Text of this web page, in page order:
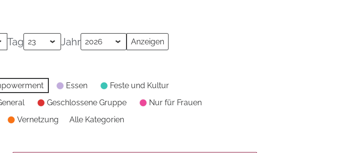
Tag Jahr
Essen
Feste und Kultur
Geschlossene Gruppe
Nur für Frauen
Vernetzung
Alle Kategorien